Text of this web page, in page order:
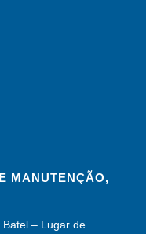
MANUTENÇÃO,
– Lugar de